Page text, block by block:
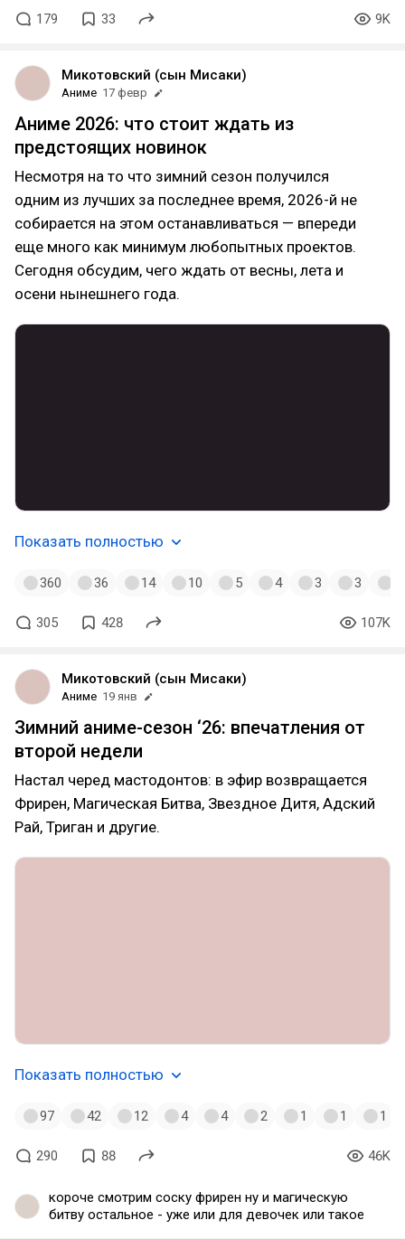
179 33 9K
Микотовский (сын Мисаки)
Аниме 17 февр
Аниме 2026: что стоит ждать из
предстоящих новинок
Несмотря на то что зимний сезон получился
одним из лучших за последнее время, 2026-й не
собирается на этом останавливаться — впереди
еще много как минимум любопытных проектов.
Сегодня обсудим, чего ждать от весны, лета и
осени нынешнего года.
Показать полностью
360 36 14 10 5 4 3 3
305 428 107K
Микотовский (сын Мисаки)
Аниме 19 янв
Зимний аниме-сезон ‘26: впечатления от
второй недели
Настал черед мастодонтов: в эфир возвращается
Фрирен, Магическая Битва, Звездное Дитя, Адский
Рай, Триган и другие.
Показать полностью
97 42 12 4 4 2 1 1 1
290 88 46K
короче смотрим соску фрирен ну и магическую
битву остальное - уже или для девочек или такое